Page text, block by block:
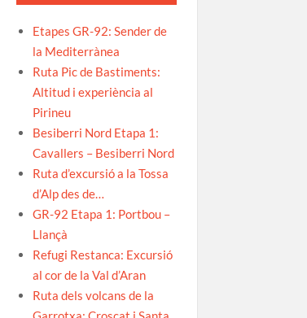
Etapes GR-92: Sender de
la Mediterrànea
Ruta Pic de Bastiments:
Altitud i experiència al
Pirineu
Besiberri Nord Etapa 1:
Cavallers – Besiberri Nord
Ruta d’excursió a la Tossa
d’Alp des de…
GR-92 Etapa 1: Portbou –
Llançà
Refugi Restanca: Excursió
al cor de la Val d’Aran
Ruta dels volcans de la